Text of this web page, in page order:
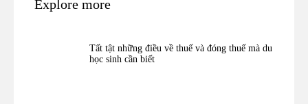
Explore more
Tất tật những điều về thuế và đóng thuế mà du
học sinh cần biết